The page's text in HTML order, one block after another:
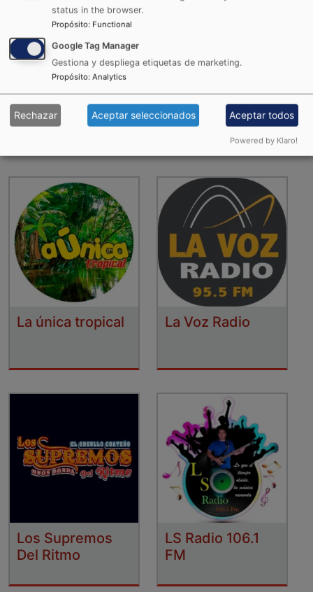
La Karibeña La RocknPop
La única tropical La Voz Radio
Los Supremos
Del Ritmo
LS Radio 106.1
FM
status in the browser.
Propósito: Functional
Google Tag Manager
Gestiona y despliega etiquetas de marketing.
Propósito: Analytics
Rechazar Aceptar seleccionados Aceptar todos
Powered by Klaro!